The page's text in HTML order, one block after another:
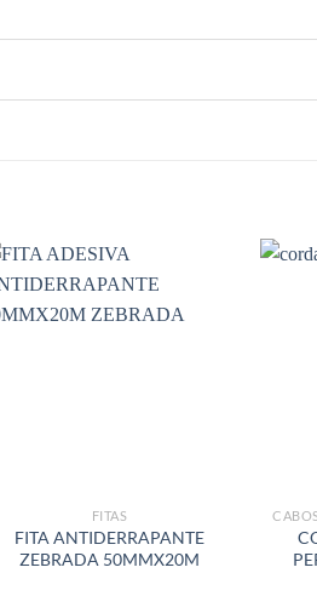
FITAS
FITA ANTIDERRAPANTE
ZEBRADA 50MMX20M